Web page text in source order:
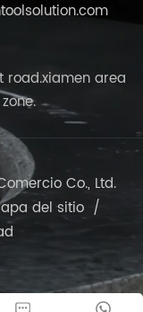
road.xiamen area
Co., Ltd.
del sitio /